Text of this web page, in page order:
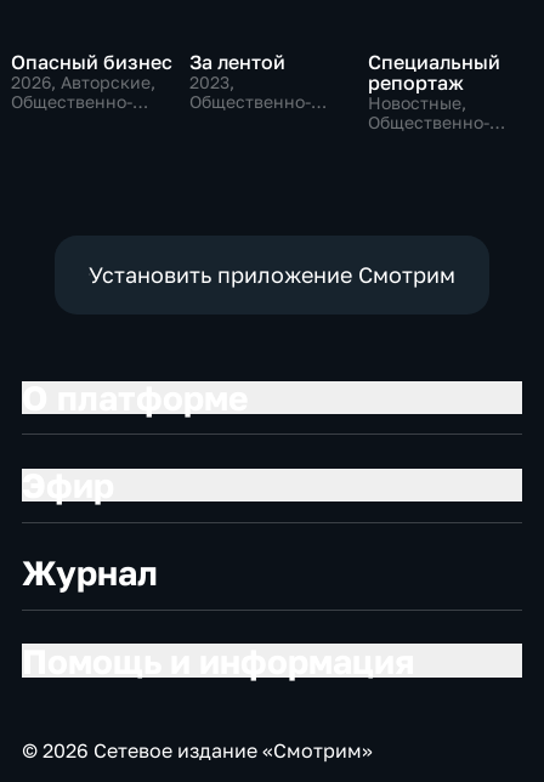
Опасный бизнес
2026, Авторские,
Общественно-
За лентой
2023,
Общественно-
Специальный
репортаж
Новостные,
Общественно-
Установить приложение Смотрим
Журнал
© 2026 Сетевое издание «Смотрим»